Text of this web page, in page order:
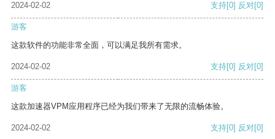
2024-02-02 支持[0] 反对[0]
游客
这款软件的功能非常全面，可以满足我所有需求。
2024-02-02 支持[0] 反对[0]
游客
这款加速器VPM应用程序已经为我们带来了无限的流畅体验。
2024-02-02 支持[0] 反对[0]